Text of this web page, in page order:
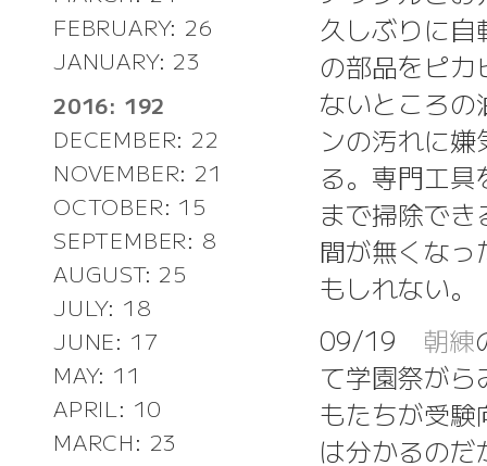
FEBRUARY: 26
JANUARY: 23
2016: 192
DECEMBER: 22
NOVEMBER: 21
OCTOBER: 15
SEPTEMBER: 8
AUGUST: 25
JULY: 18
JUNE: 17
MAY: 11
APRIL: 10
MARCH: 23
久しぶりに
の部品をピ
ないところ
ンの汚れに
る。専門工
まで掃除で
間が無くな
もしれない。
09/19 朝練
て学園祭が
もたちが受
は分かるの